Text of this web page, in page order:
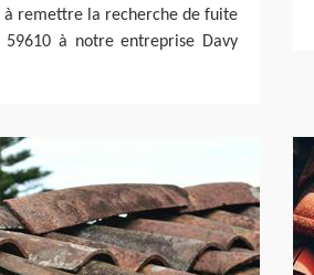
à remettre la recherche de fuite
à notre entreprise Davy